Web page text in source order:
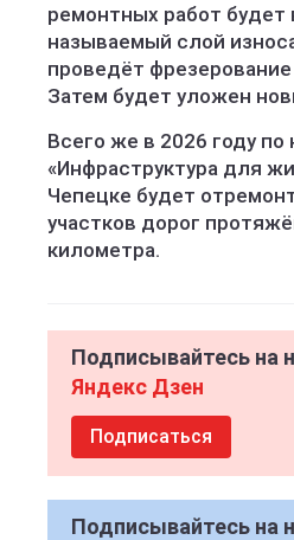
ремонтных работ будет
называемый слой
проведёт
Затем будет уложен
Всего же в 2026 году по
«Инфраструктура для
Чепецке будет
участков дорог
километра.
Подписывайтесь на
Яндекс Дзен
Подписаться
Подписывайтесь на